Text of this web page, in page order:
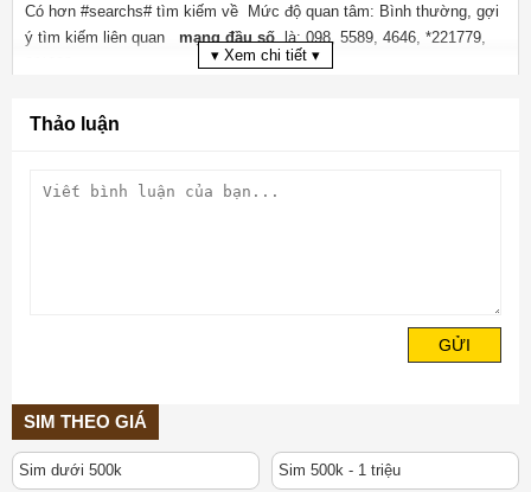
Có hơn #searchs# tìm kiếm về
Mức độ quan tâm: Bình thường, gợi
ý tìm kiếm liên quan
mạng đầu số là:098, 5589, 4646, *221779,
Có hơn 3854lượt tìm kiếm về
Mã MD5 của : 5423d66bfb5e2628d466ac20195693fb
▾ Xem chi tiết ▾
Thảo luận
GỬI
SIM THEO GIÁ
Sim dưới 500k Sim 500k - 1 triệu